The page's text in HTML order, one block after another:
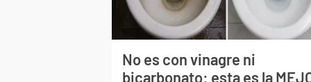
No es con vinagre ni
bicarbonato: esta es la